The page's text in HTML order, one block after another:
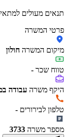
תנאים מעולים
פרטי המשרה
מיקום המשרה חולון
טווח שכר -
היקף משרה עבודה
טלפון לבירורים -
מספר משרה 3733